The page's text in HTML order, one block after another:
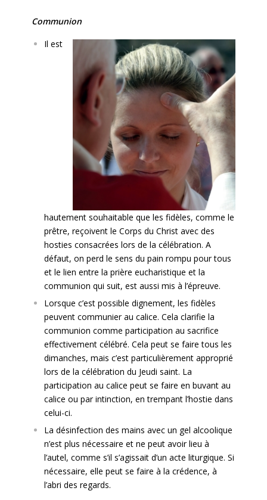
Communion
Il est
hautement souhaitable que les fidèles, comme le
prêtre, reçoivent le Corps du Christ avec des
hosties consacrées lors de la célébration. A
défaut, on perd le sens du pain rompu pour tous
et le lien entre la prière eucharistique et la
communion qui suit, est aussi mis à l’épreuve.
Lorsque c’est possible dignement, les fidèles
peuvent communier au calice. Cela clarifie la
communion comme participation au sacrifice
effectivement célébré. Cela peut se faire tous les
dimanches, mais c’est particulièrement approprié
lors de la célébration du Jeudi saint. La
participation au calice peut se faire en buvant au
calice ou par intinction, en trempant l’hostie dans
celui-ci.
La désinfection des mains avec un gel alcoolique
n’est plus nécessaire et ne peut avoir lieu à
l’autel, comme s’il s’agissait d’un acte liturgique. Si
nécessaire, elle peut se faire à la crédence, à
l’abri des regards.